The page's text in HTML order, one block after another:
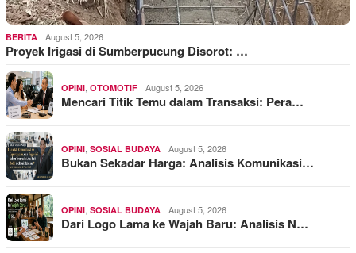
BERITA August 5, 2026
Proyek Irigasi di Sumberpucung Disorot: …
OPINI OTOMOTIF August 5, 2026
Mencari Titik Temu dalam Transaksi: Pera…
OPINI SOSIAL BUDAYA August 5, 2026
Bukan Sekadar Harga: Analisis Komunikasi…
OPINI SOSIAL BUDAYA August 5, 2026
Dari Logo Lama ke Wajah Baru: Analisis N…